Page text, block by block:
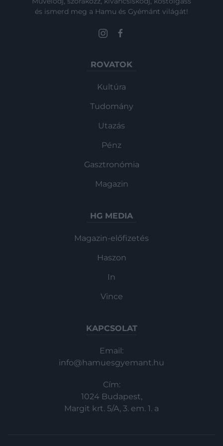
és ismerd meg a Hamu és Gyémánt világát!
ROVATOK
Kultúra
Tudomány
Utazás
Pénz
Gasztronómia
Magazin
HG MEDIA
Magazin-előfizetés
Haszon
In
Vince
KAPCSOLAT
Email:
info@hamuesgyemant.hu
Cím:
1024 Budapest,
Margit krt. 5/A, 3. em. 1. a